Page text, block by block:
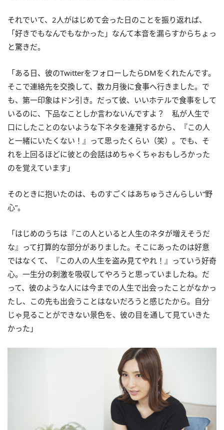
それでいて、2人がはじめて会った日のことを振り返れば、
「好きでもなんでもなかった」なんて本音を漏らすからちょっ
と驚きだ。
「ある日、彼のTwitterをフォローしたらDMをくれたんです。
そこで連絡先を交換して、数カ月後に食事へ行きました。で
も、第一印象はドン引き。だって彼、いいホテルで食事をして
いるのに、下品なことしか言わないんですよ？ 私が人生で
口にしたことのないような下ネタを連発するから、『この人
と一緒にいたくない！』って思ったくらい（笑）。でも、そ
れを上回るほどに彼との会話はめちゃくちゃおもしろかった
のを覚えています」
そのときに抱いたのは、ものすごくはあちゅうさんらしい“野
心”。
「はじめのうちは『この人といると人生のネタが増えそうだ
な』って打算的な部分がありました。そこにあったのは好意
ではなくて、『この人の人生を盗み見てやれ！』っていう好奇
心。一生分の刺激を吸収してやろうと思っていましたね。だ
って、彼のような人には今までの人生で出会ったことがなかっ
たし、この先も出会うことはないだろうと感じたから。自分
じゃ見ることができない景色を、彼の目を通して見ていきた
かった」